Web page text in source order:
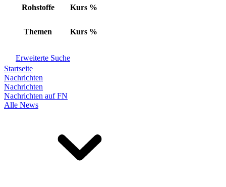
Rohstoffe Kurs %
Themen Kurs %
Erweiterte Suche
Startseite
Nachrichten
Nachrichten
Nachrichten auf FN
Alle News